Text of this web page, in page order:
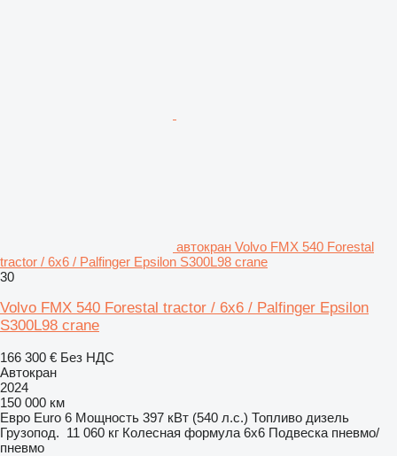
автокран Volvo FMX 540 Forestal
tractor / 6x6 / Palfinger Epsilon S300L98 crane
30
Volvo FMX 540 Forestal tractor / 6x6 / Palfinger Epsilon
S300L98 crane
166 300 € Без НДС
Автокран
2024
150 000 км
Евро Euro 6 Мощность 397 кВт (540 л.с.) Топливо дизель
Грузопод. 11 060 кг Колесная формула 6x6 Подвеска пневмо/
пневмо